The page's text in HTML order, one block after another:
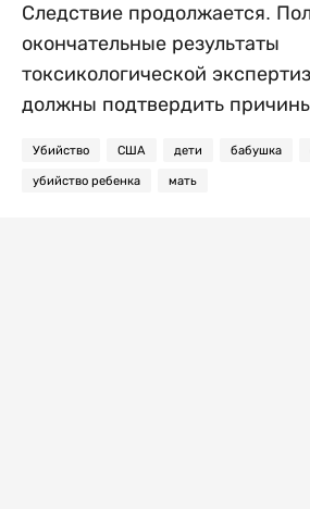
Следствие продолжается.
окончательные результаты
токсикологической
должны подтвердить
Убийство США дети бабушка
убийство ребенка мать